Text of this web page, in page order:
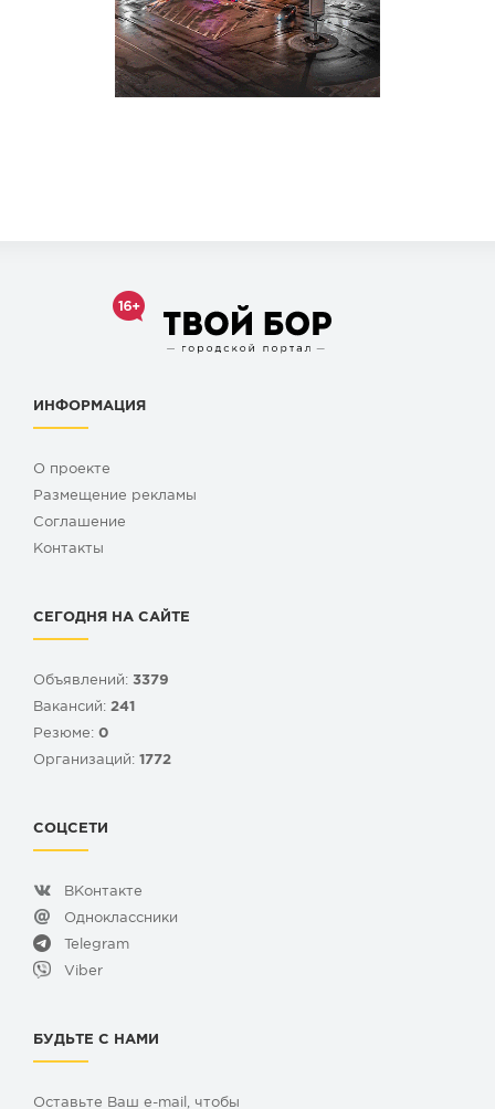
ИНФОРМАЦИЯ
О проекте
Размещение рекламы
Cоглашение
Контакты
СЕГОДНЯ НА САЙТЕ
Объявлений: 3379
Вакансий: 241
Резюме: 0
Организаций: 1772
СОЦСЕТИ
ВКонтакте
Одноклассники
Telegram
Viber
БУДЬТЕ С НАМИ
Оставьте Ваш e-mail, чтобы